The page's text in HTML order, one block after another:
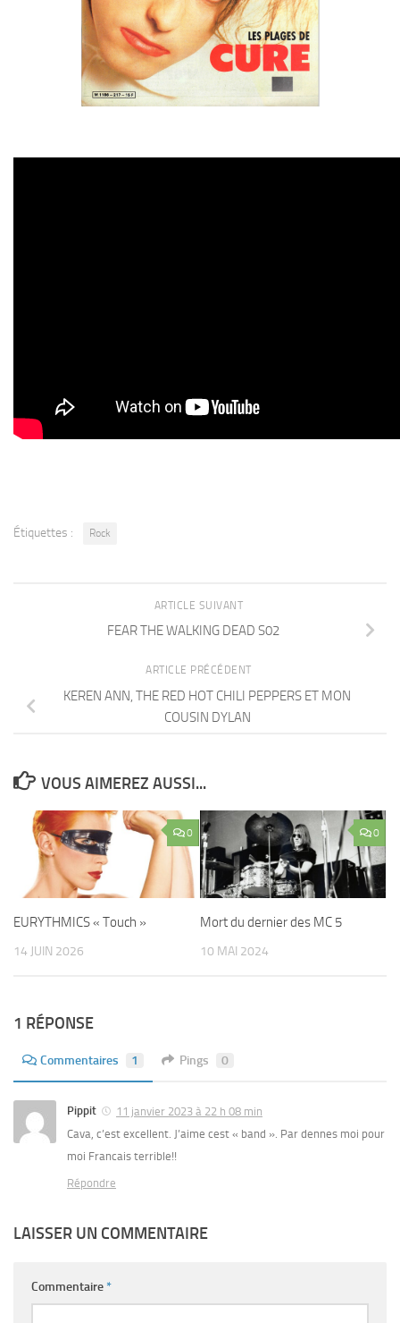
Étiquettes : Rock
ARTICLE SUIVANT
FEAR THE WALKING DEAD S02
ARTICLE PRÉCÉDENT
KEREN ANN, THE RED HOT CHILI PEPPERS ET MON
COUSIN DYLAN
VOUS AIMEREZ AUSSI...
0
EURYTHMICS « Touch »
14 JUIN 2026
0
Mort du dernier des MC 5
10 MAI 2024
1 RÉPONSE
Commentaires 1 Pings 0
Pippit
11 janvier 2023 à 22 h 08 min
Cava, c’est excellent. J’aime cest « band ». Par dennes moi pour
moi Francais terrible!!
Répondre
LAISSER UN COMMENTAIRE
Commentaire*